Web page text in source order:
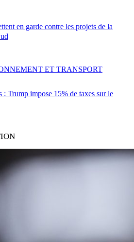
en garde contre les projets de la
: Trump impose 15% de taxes sur le
ET TRANSPORT